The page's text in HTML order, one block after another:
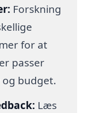
Forskning
for at
passer
budget.
Læs